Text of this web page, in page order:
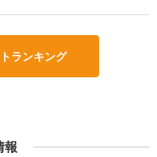
ランキング
報